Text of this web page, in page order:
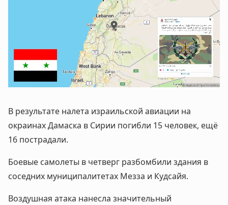
В результате налета израильской авиации на
окраинах Дамаска в Сирии погибли 15 человек, ещё
16 пострадали.
Боевые самолеты в четверг разбомбили здания в
соседних муниципалитетах Мезза и Кудсайя.
Воздушная атака нанесла значительный